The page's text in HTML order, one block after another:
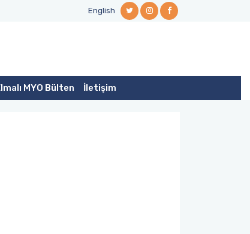
English
MYO Bülten İletişim